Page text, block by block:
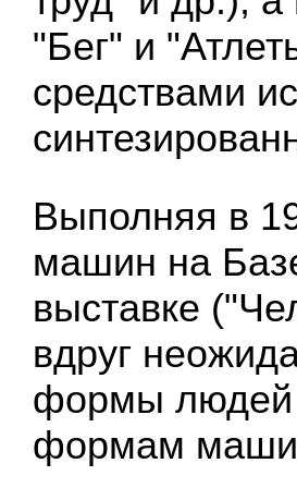
"Бег" и
средствами
Выполняя в
машин на
выставке
вдруг
формы людей
формам